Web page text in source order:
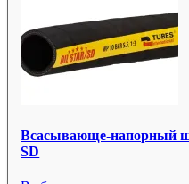
Всасывающе-напорный
SD